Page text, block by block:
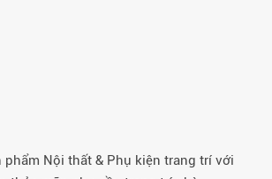
phẩm Nội thất & Phụ kiện trang trí với